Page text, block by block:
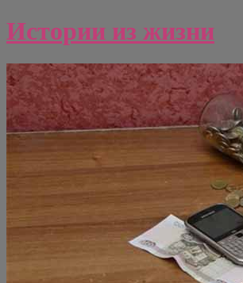
Истории из жизни